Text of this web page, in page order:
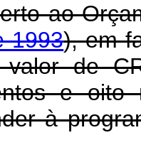
ao
1993), em
valor de
e oito
à